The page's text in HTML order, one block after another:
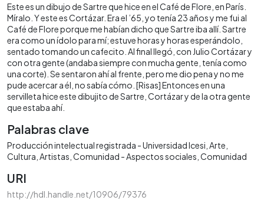
Este es un dibujo de Sartre que hice en el Café de Flore, en París.
Míralo. Y este es Cortázar. Era el ’65, yo tenía 23 años y me fui al
Café de Flore porque me habían dicho que Sartre iba allí. Sartre
era como un ídolo para mí; estuve horas y horas esperándolo,
sentado tomando un cafecito. Al final llegó, con Julio Cortázar y
con otra gente (andaba siempre con mucha gente, tenía como
una corte). Se sentaron ahí al frente, pero me dio pena y no me
pude acercar a él, no sabía cómo. [Risas] Entonces en una
servilleta hice este dibujito de Sartre, Cortázar y de la otra gente
que estaba ahí.
Palabras clave
Producción intelectual registrada - Universidad Icesi Arte
Cultura Artistas Comunidad - Aspectos sociales Comunidad
URI
http://hdl.handle.net/10906/79376